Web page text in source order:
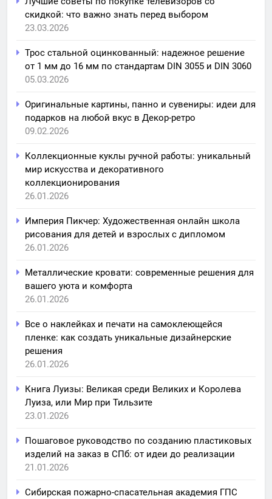
скидкой: что важно знать перед выбором
23.03.2026
Трос стальной оцинкованный: надежное решение
от 1 мм до 16 мм по стандартам DIN 3055 и DIN 3060
05.03.2026
Оригинальные картины, панно и сувениры: идеи для
подарков на любой вкус в Декор-ретро
09.02.2026
Коллекционные куклы ручной работы: уникальный
мир искусства и декоративного
коллекционирования
26.01.2026
Империя Пикчер: Художественная онлайн школа
рисования для детей и взрослых с дипломом
26.01.2026
Металлические кровати: современные решения для
вашего уюта и комфорта
26.01.2026
Все о наклейках и печати на самоклеющейся
пленке: как создать уникальные дизайнерские
решения
26.01.2026
Книга Луизы: Великая среди Великих и Королева
Луиза, или Мир при Тильзите
23.01.2026
Пошаговое руководство по созданию пластиковых
изделий на заказ в СПб: от идеи до реализации
21.01.2026
Сибирская пожарно-спасательная академия ГПС